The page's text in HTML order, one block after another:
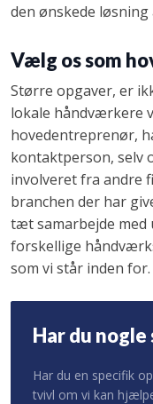
den ønskede
Vælg os som
Større opgaver, er
lokale håndværkere
hovedentreprenør,
kontaktperson, selv
involveret fra andre
branchen der har
tæt samarbejde
forskellige
som vi står inden for.
Har du nogle
Har du en specifik
tvivl om vi kan